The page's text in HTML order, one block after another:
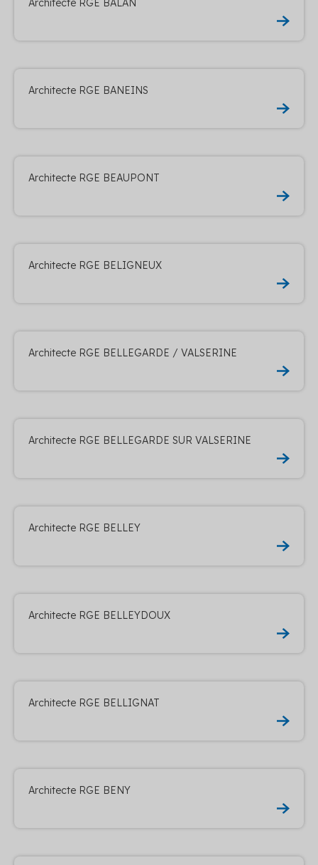
Architecte RGE BANEINS
Architecte RGE BEAUPONT
Architecte RGE BELIGNEUX
Architecte RGE BELLEGARDE / VALSERINE
Architecte RGE BELLEGARDE SUR VALSERINE
Architecte RGE BELLEY
Architecte RGE BELLEYDOUX
Architecte RGE BELLIGNAT
Architecte RGE BENY